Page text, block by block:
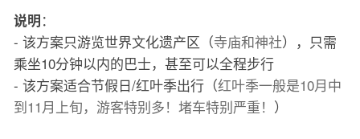
说明：
- 该方案只游览世界文化遗产区（寺庙和神社），只需
乘坐10分钟以内的巴士，甚至可以全程步行
- 该方案适合节假日/红叶季出行（红叶季一般是10月中
到11月上旬，游客特别多！堵车特别严重！ ）